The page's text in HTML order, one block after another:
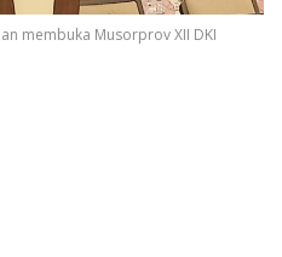
membuka Musorprov XII DKI